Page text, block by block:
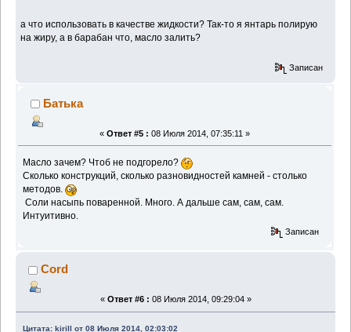
а что использовать в качестве жидкости? Так-то я янтарь полирую
на жиру, а в барабан что, масло залить?
Записан
Батька
« Ответ #5 : 08 Июля 2014, 07:35:11 »
Масло зачем? Чтоб не подгорело?
Сколько конструкций, сколько разновидностей камней - столько
методов.
Соли насыпь поваренной. Много. А дальше сам, сам, сам.
Интуитивно.
Записан
Cord
« Ответ #6 : 08 Июля 2014, 09:29:04 »
Цитата: kirill от 08 Июля 2014, 02:03:02